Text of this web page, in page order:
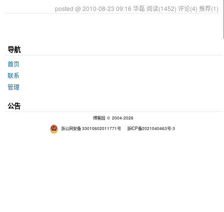
posted @ 2010-08-23 09:16 华磊 阅读(1452) 评论(4) 推荐(1)
导航
首页
联系
管理
公告
博客园 © 2004-2026
浙公网安备 33010602011771号
浙ICP备2021040463号-3